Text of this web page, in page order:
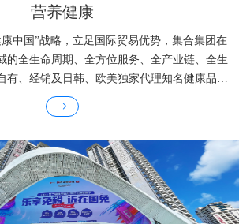
营养健康
中国”战略，立足国际贸易优势，集合集团在
的全生命周期、全方位服务、全产业链、全生
有、经销及日韩、欧美独家代理知名健康品牌
个，致力于推动旗下国药大健康成为贸工技一
现代化生命健康旗舰企业。